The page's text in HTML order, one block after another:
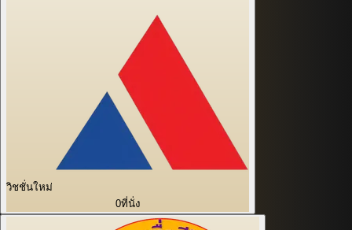
วิชชั่นใหม่
0ที่นั่ง